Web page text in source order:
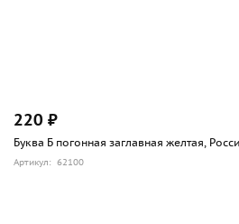
220 ₽
Буква Б погонная заглавная желтая,
Артикул: 62100